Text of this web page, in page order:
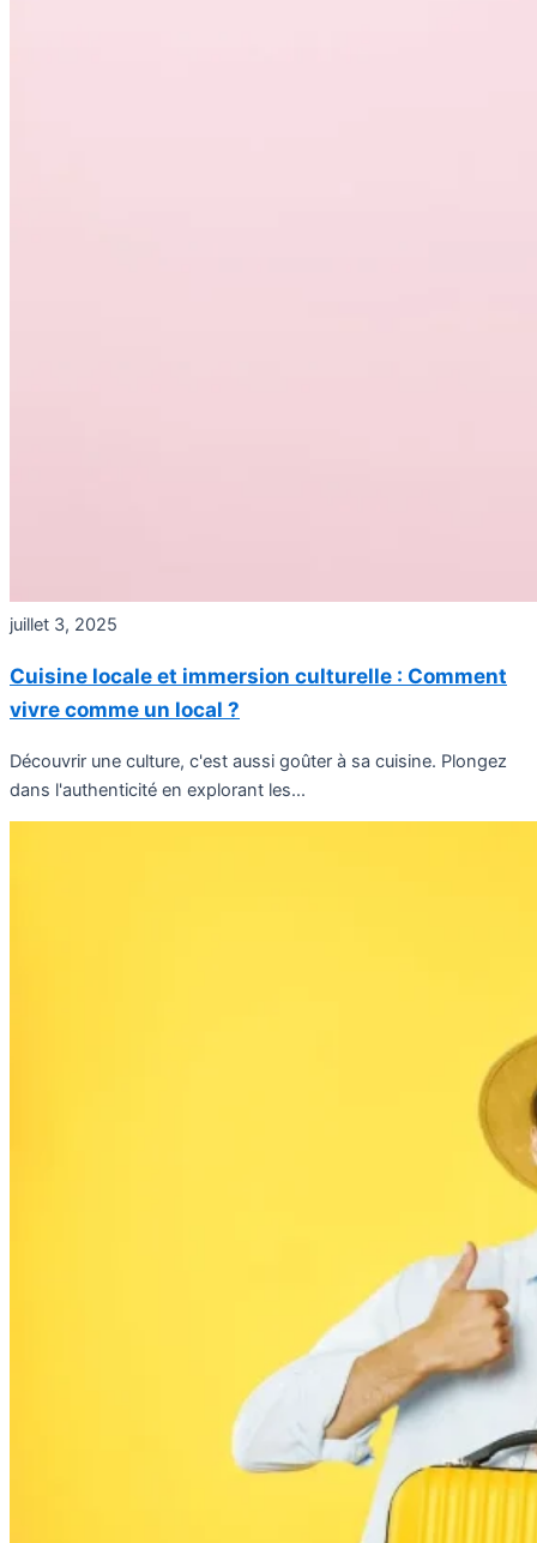
juillet 3, 2025
Cuisine locale et immersion culturelle : Comment
vivre comme un local ?
Découvrir une culture, c'est aussi goûter à sa cuisine. Plongez
dans l'authenticité en explorant les...